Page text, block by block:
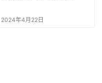
2024年4月22日